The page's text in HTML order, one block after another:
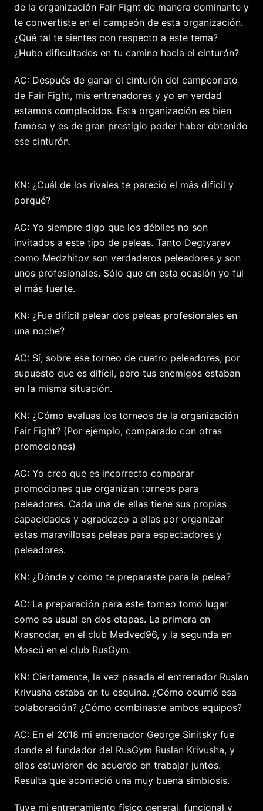
de la organización Fair Fight de manera dominante y
te convertiste en el campeón de esta organización.
¿Qué tal te sientes con respecto a este tema?
¿Hubo dificultades en tu camino hacia el cinturón?
AC: Después de ganar el cinturón del campeonato
de Fair Fight, mis entrenadores y yo en verdad
estamos complacidos. Esta organización es bien
famosa y es de gran prestigio poder haber obtenido
ese cinturón.
KN: ¿Cuál de los rivales te pareció el más difícil y
porqué?
AC: Yo siempre digo que los débiles no son
invitados a este tipo de peleas. Tanto Degtyarev
como Medzhitov son verdaderos peleadores y son
unos profesionales. Sólo que en esta ocasión yo fui
el más fuerte.
KN: ¿Fue difícil pelear dos peleas profesionales en
una noche?
AC: Sí; sobre ese torneo de cuatro peleadores, por
supuesto que es difícil, pero tus enemigos estaban
en la misma situación.
KN: ¿Cómo evaluas los torneos de la organización
Fair Fight? (Por ejemplo, comparado con otras
promociones)
AC: Yo creo que es incorrecto comparar
promociones que organizan torneos para
peleadores. Cada una de ellas tiene sus propias
capacidades y agradezco a ellas por organizar
estas maravillosas peleas para espectadores y
peleadores.
KN: ¿Dónde y cómo te preparaste para la pelea?
AC: La preparación para este torneo tomó lugar
como es usual en dos etapas. La primera en
Krasnodar, en el club Medved96, y la segunda en
Moscú en el club RusGym.
KN: Ciertamente, la vez pasada el entrenador Ruslan
Krivusha estaba en tu esquina. ¿Cómo ocurrió esa
colaboración? ¿Cómo combinaste ambos equipos?
AC: En el 2018 mi entrenador George Sinitsky fue
donde el fundador del RusGym Ruslan Krivusha, y
ellos estuvieron de acuerdo en trabajar juntos.
Resulta que aconteció una muy buena simbiosis.
Tuve mi entrenamiento físico general, funcional y